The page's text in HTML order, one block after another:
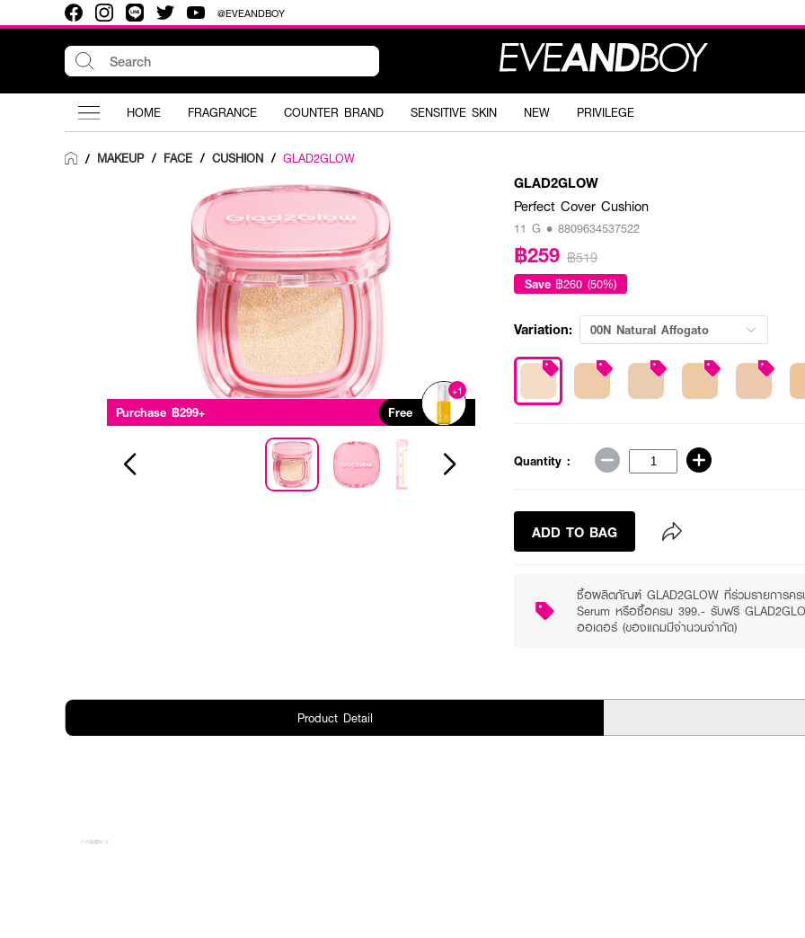
@EVEANDBOY
HOME FRAGRANCE COUNTER BRAND SENSITIVE SKIN NEW PRIVILEGE
/ MAKEUP / FACE / CUSHION / GLAD2GLOW
Purchase ฿299+ Free
+1
GLAD2GLOW
Perfect Cover Cushion
11 G • 8809634537522
฿259 ฿519
Save ฿260 (50%)
Variation: 00N Natural Affogato
Quantity :
ADD TO BAG
ซื้อผลิตภัณฑ์ GLAD2GLOW ที่ร่วมรายการค
Serum หรือซื้อครบ 399.- รับฟรี
ออเดอร์ (ของแถมมีจำนวนจำกัด)
Product Detail